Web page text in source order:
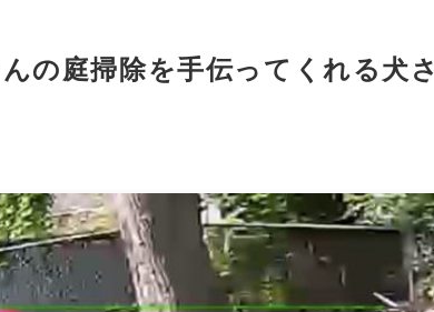
の庭掃除を手伝ってくれる犬さ